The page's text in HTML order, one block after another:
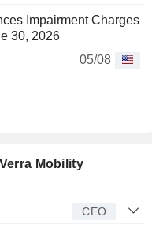
Impairment Charges
30, 2026
05/08
Mobility
CEO